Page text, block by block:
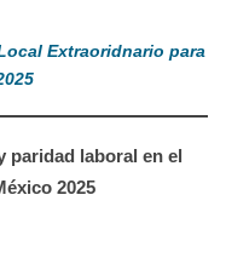
Extraoridnario para
paridad laboral en el
2025